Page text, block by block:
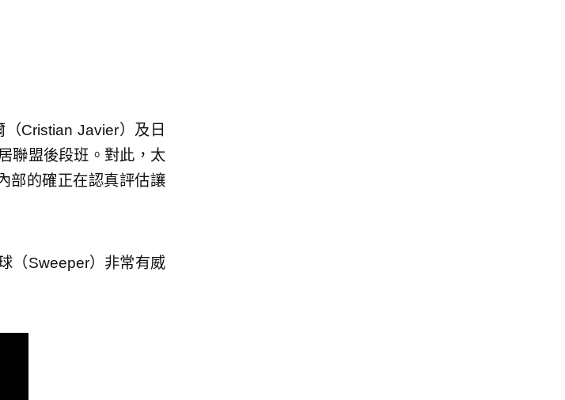
Cristian Javier）及日
聯盟後段班。對此，太
部的確正在認真評估讓
（Sweeper）非常有威